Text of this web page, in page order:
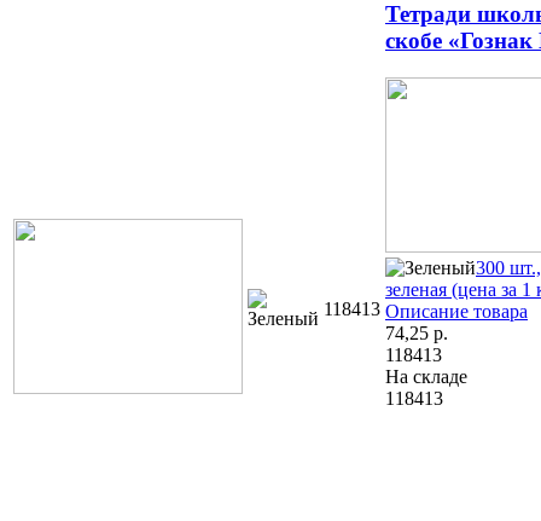
118413
Тетради
скобе
300
зеленая (цена за
Описание товара
74,25 р.
118413
На складе
118413